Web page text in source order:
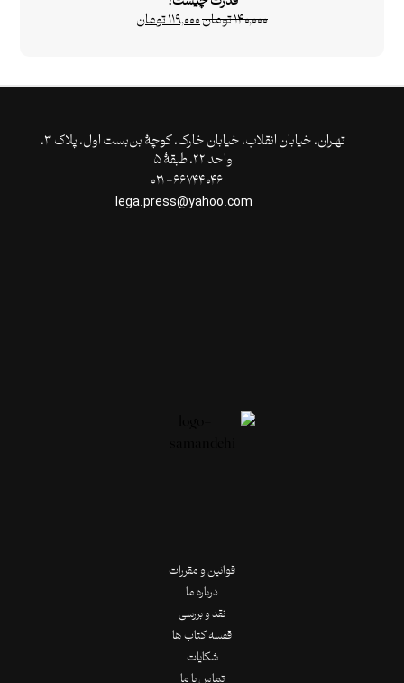
۱۴۰,۰۰۰تومان۱۱۹,۰۰۰تومان
تهـران،‌ خیابان انقلاب، خیابان خارک، کوچۀ بن‌بست اول، پلاک ۳،
واحد ۲۲، طبقۀ ۵
قوانین و مقررات
درباره ما
نقد و بررسی
قفسه کتاب ها
شکایات
تماس با ما